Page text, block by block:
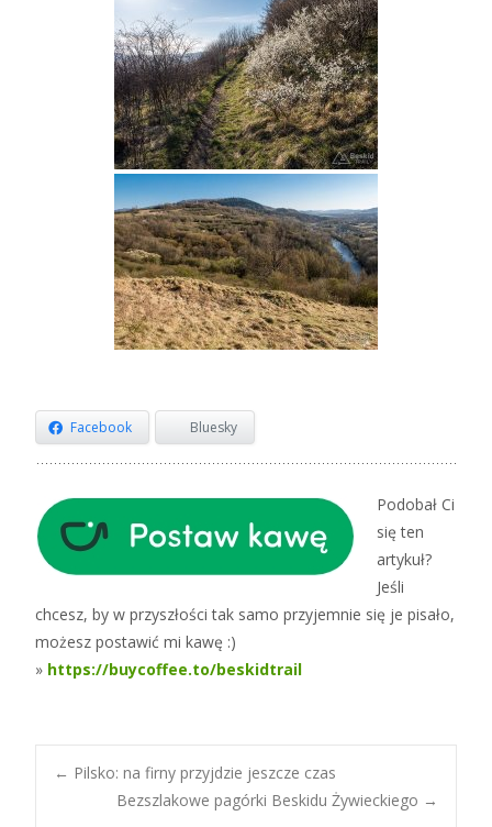
Facebook Bluesky
Podobał Ci
się ten
artykuł?
Jeśli
chcesz, by w przyszłości tak samo przyjemnie się je pisało,
możesz postawić mi kawę :)
» https://buycoffee.to/beskidtrail
Post
← Pilsko: na firny przyjdzie jeszcze czas
Bezszlakowe pagórki Beskidu Żywieckiego →